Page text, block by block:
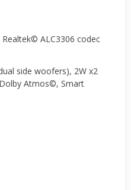
ALC3306 codec
side woofers), 2W x2
Atmos©, Smart